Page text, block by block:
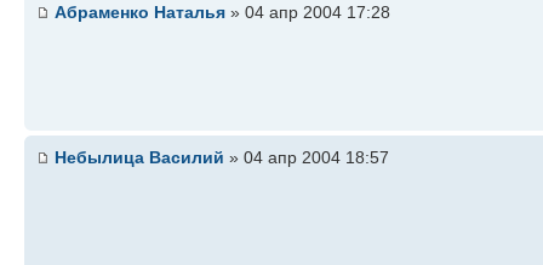
Абраменко Наталья » 04 апр 2004 17:28
Небылица Василий » 04 апр 2004 18:57